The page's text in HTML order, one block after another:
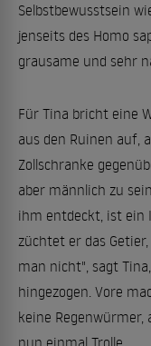
Selbstbewusstsein
jenseits des Homo
grausame und sehr
Für Tina bricht eine
aus den Ruinen auf,
Zollschranke
aber männlich zu
ihm entdeckt, ist ein
züchtet er das
man nicht", sagt
hingezogen. Vore
keine Regenwürmer,
nun einmal Trolle.